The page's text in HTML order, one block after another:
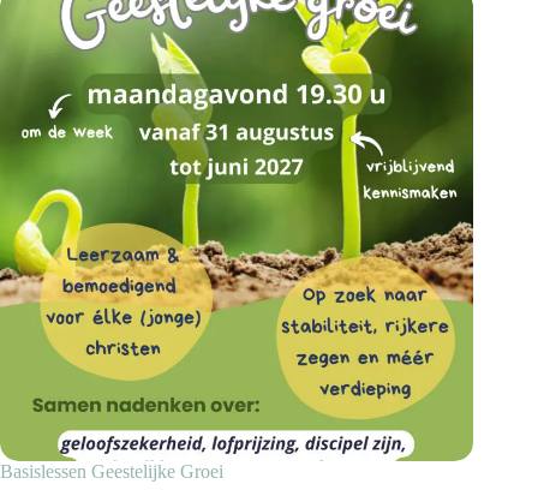
Basislessen Geestelijke Groei